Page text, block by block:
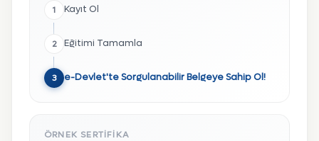
1 Kayıt Ol
2 Eğitimi Tamamla
3 e-Devlet'te Sorgulanabilir Belgeye Sahip Ol!
ÖRNEK SERTIFIKA